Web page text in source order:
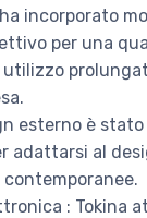
incorporato
per una
esterno è
adattarsi al
: Tokina